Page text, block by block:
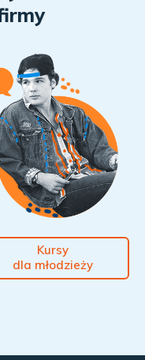
Kursy
dla młodzieży